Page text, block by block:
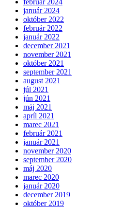
január 2024
október 2022
február 2022
január 2022
december 2021
november 2021
október 2021
september 2021
august 2021
júl 2021
jún 2021
máj 2021
apríl 2021
marec 2021
február 2021
január 2021
november 2020
september 2020
máj 2020
marec 2020
január 2020
december 2019
október 2019